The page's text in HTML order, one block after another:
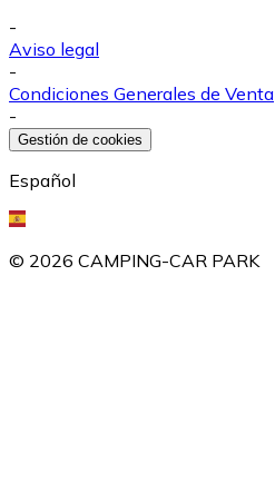
-
Aviso legal
-
Condiciones Generales de Venta
-
Gestión de cookies
Español
© 2026 CAMPING-CAR PARK